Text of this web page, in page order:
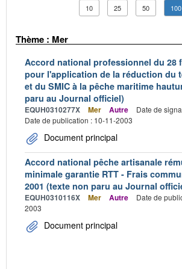
10 25 50 100
Thème : Mer
Accord national professionnel du 28
pour l'application de la réduction du
et du SMIC à la pêche maritime
paru au Journal officiel)
EQUH0310277X Mer Autre
Date de
Date de publication : 10-11-2003
Document principal
Accord national pêche artisanale
minimale garantie RTT - Frais
2001 (texte non paru au Journal
EQUH0310116X Mer Autre
Date de
2003
Document principal